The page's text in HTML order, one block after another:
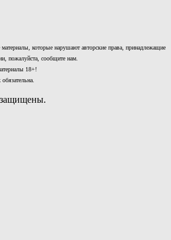
которые нарушают авторские права, принадлежащие
пожалуйста, сообщите нам.
18+!